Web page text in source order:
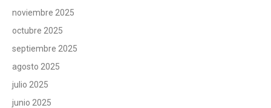
noviembre 2025
octubre 2025
septiembre 2025
agosto 2025
julio 2025
junio 2025